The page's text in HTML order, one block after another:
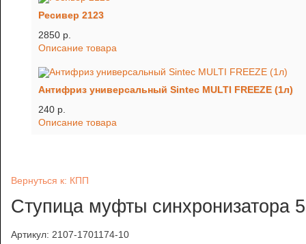
Ресивер 2123
2850 p.
Описание товара
Антифриз универсальный Sintec MULTI FREEZE (1л)
240 p.
Описание товара
Вернуться к: КПП
Ступица муфты синхронизатора
Артикул: 2107-1701174-10